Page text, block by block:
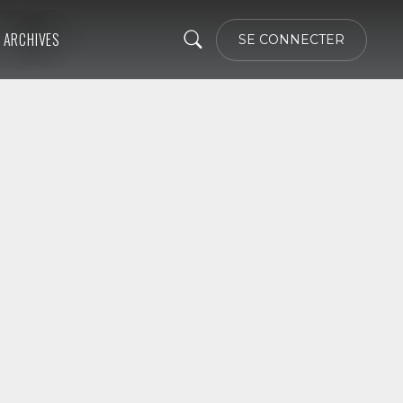
SE CONNECTER
ARCHIVES